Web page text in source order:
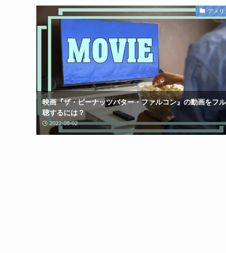
アメリ
映画『ザ・ピーナッツバター・ファルコン』の動画をフ
聴するには？
2022-08-02